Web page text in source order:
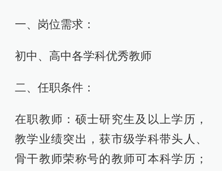
一、岗位需求：
初中、高中各学科优秀教师
二、任职条件：
在职教师：硕士研究生及以上学历，
教学业绩突出，获市级学科带头人、
骨干教师荣称号的教师可本科学历；